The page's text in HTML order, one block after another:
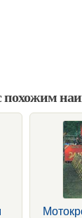
похожим